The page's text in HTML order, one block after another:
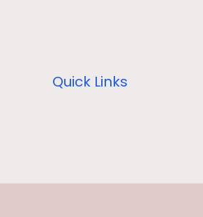
Quick Links